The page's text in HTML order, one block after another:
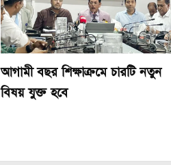
আগামী বছর শিক্ষাক্রমে চারটি নতুন
বিষয় যুক্ত হবে